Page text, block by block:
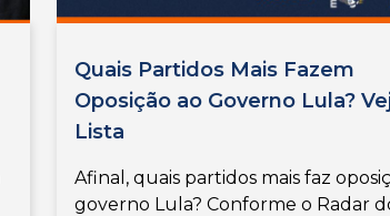
Quais Partidos Mais Fazem
Oposição ao Governo Lula?
Lista
Afinal, quais partidos mais faz
governo Lula? Conforme o Radar